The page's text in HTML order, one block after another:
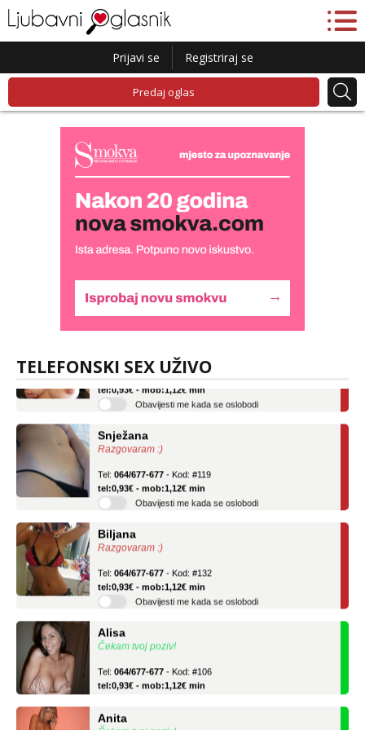
Prijavi se Registriraj se
Predaj oglas
TELEFONSKI SEX UŽIVO
Liliana
Tel: 064/677-677- Kod: #69
Obavijesti me kada se oslobodi
Snježana
Razgovaram :)
Obavijesti me kada se oslobodi
Biljana
Razgovaram :)
Obavijesti me kada se oslobodi
Alisa
Čekam tvoj poziv!
Anita
Čekam tvoj poziv!